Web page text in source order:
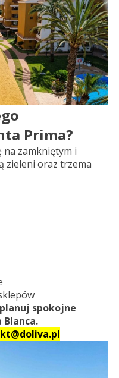
Prima?
na zamkniętym i
zieleni oraz trzema
spokojne
Blanca.